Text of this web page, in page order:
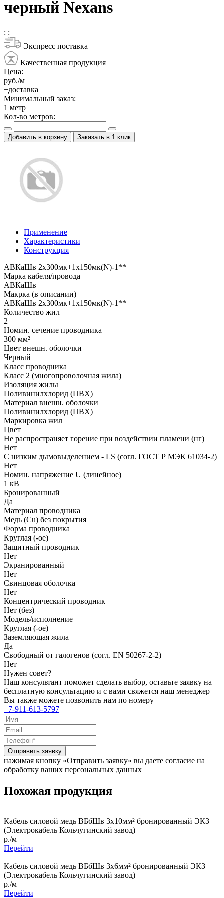
черный Nexans
: :
Экспресс поставка
Качественная продукция
Цена:
руб./м
+доставка
Минимальный заказ:
1 метр
Кол-во метров:
Добавить в корзину Заказать в 1 клик
Применение
Характеристики
Конструкция
АВКаШв 2x300мк+1x150мк(N)-1**
Марка кабеля/провода
АВКаШв
Макрка (в описании)
АВКаШв 2x300мк+1x150мк(N)-1**
Количество жил
2
Номин. сечение проводника
300 мм²
Цвет внешн. оболочки
Черный
Класс проводника
Класс 2 (многопроволочная жила)
Изоляция жилы
Поливинилхлорид (ПВХ)
Материал внешн. оболочки
Поливинилхлорид (ПВХ)
Маркировка жил
Цвет
Не распространяет горение при воздействии пламени (нг)
Нет
С низким дымовыделением - LS (согл. ГОСТ Р МЭК 61034-2)
Нет
Номин. напряжение U (линейное)
1 кВ
Бронированный
Да
Материал проводника
Медь (Cu) без покрытия
Форма проводника
Круглая (-ое)
Защитный проводник
Нет
Экранированный
Нет
Свинцовая оболочка
Нет
Концентрический проводник
Нет (без)
Модель/исполнение
Круглая (-ое)
Заземляющая жила
Да
Свободный от галогенов (согл. EN 50267-2-2)
Нет
Нужен совет?
Наш консультант поможет сделать выбор, оставьте заявку на
бесплатную консультацию и с вами свяжется наш менеджер
Вы также можете позвонить нам по номеру
+7-911-613-5797
Отправить заявку
нажимая кнопку «Отправить заявку» вы даете согласие на
обработку ваших персональных данных
Похожая продукция
Кабель силовой медь ВБбШв 3x10мм² бронированный ЭКЗ
(Электрокабель Кольчугинский завод)
р./м
Перейти
Кабель силовой медь ВБбШв 3x6мм² бронированный ЭКЗ
(Электрокабель Кольчугинский завод)
р./м
Перейти